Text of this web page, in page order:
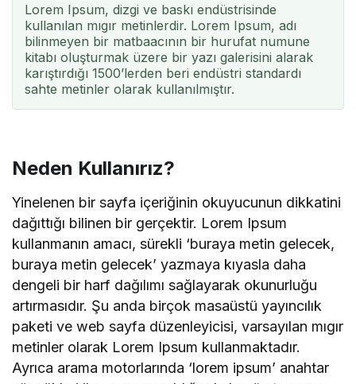
Lorem Ipsum, dizgi ve baskı endüstrisinde
kullanılan mıgır metinlerdir. Lorem Ipsum, adı
bilinmeyen bir matbaacının bir hurufat numune
kitabı oluşturmak üzere bir yazı galerisini alarak
karıştırdığı 1500’lerden beri endüstri standardı
sahte metinler olarak kullanılmıştır.
Neden Kullanırız?
Yinelenen bir sayfa içeriğinin okuyucunun dikkatini
dağıttığı bilinen bir gerçektir. Lorem Ipsum
kullanmanın amacı, sürekli ‘buraya metin gelecek,
buraya metin gelecek’ yazmaya kıyasla daha
dengeli bir harf dağılımı sağlayarak okunurluğu
artırmasıdır. Şu anda birçok masaüstü yayıncılık
paketi ve web sayfa düzenleyicisi, varsayılan mıgır
metinler olarak Lorem Ipsum kullanmaktadır.
Ayrıca arama motorlarında ‘lorem ipsum’ anahtar